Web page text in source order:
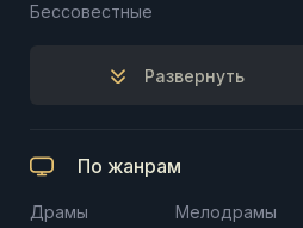
Бессовестные
Развернуть
По жанрам
Драмы Мелодрамы